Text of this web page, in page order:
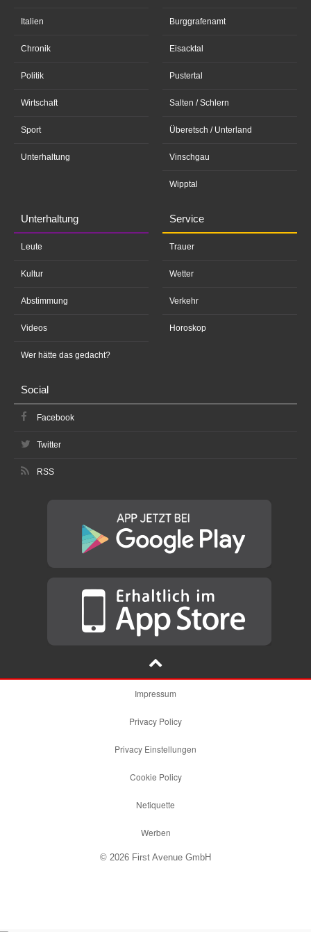
Italien
Chronik
Politik
Wirtschaft
Sport
Unterhaltung
Burggrafenamt
Eisacktal
Pustertal
Salten / Schlern
Überetsch / Unterland
Vinschgau
Wipptal
Unterhaltung
Leute
Kultur
Abstimmung
Videos
Wer hätte das gedacht?
Service
Trauer
Wetter
Verkehr
Horoskop
Social
Facebook
Twitter
RSS
Impressum
Privacy Policy
Privacy Einstellungen
Cookie Policy
Netiquette
Werben
© 2026 First Avenue GmbH